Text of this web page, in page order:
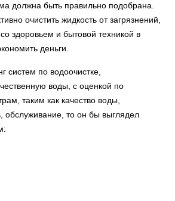
должна быть правильно подобрана.
очистить жидкость от загрязнений,
здоровьем и бытовой техникой в
деньги.
систем по водоочистке,
воды, с оценкой по
таким как качество воды,
обслуживание, то он бы выглядел